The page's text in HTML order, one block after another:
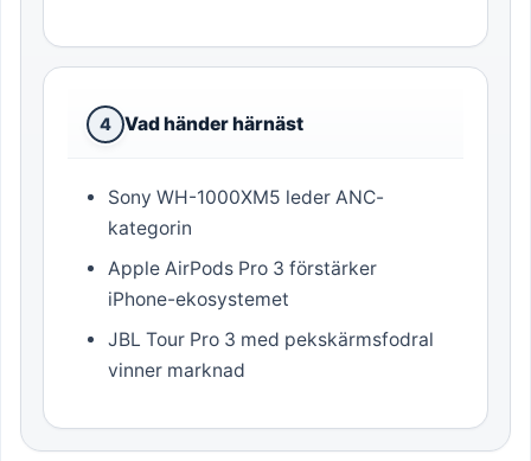
4 Vad händer härnäst
Sony WH-1000XM5 leder ANC-
kategorin
Apple AirPods Pro 3 förstärker
iPhone-ekosystemet
JBL Tour Pro 3 med pekskärmsfodral
vinner marknad